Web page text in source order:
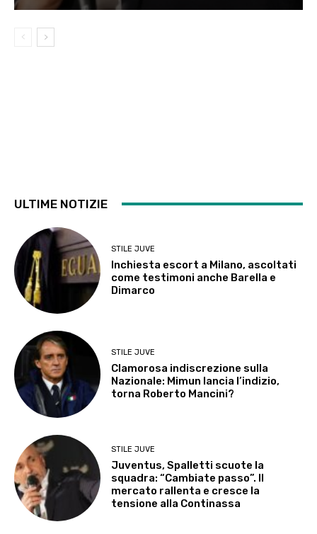
ULTIME NOTIZIE
STILE JUVE
Inchiesta escort a Milano, ascoltati
come testimoni anche Barella e
Dimarco
STILE JUVE
Clamorosa indiscrezione sulla
Nazionale: Mimun lancia l’indizio,
torna Roberto Mancini?
STILE JUVE
Juventus, Spalletti scuote la
squadra: “Cambiate passo”. Il
mercato rallenta e cresce la
tensione alla Continassa